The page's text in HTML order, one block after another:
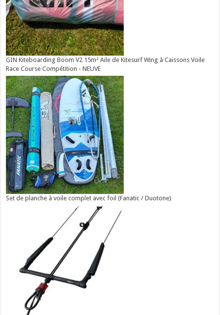
GIN Kiteboarding Boom V2 15m² Aile de Kitesurf Wing à Caissons Voile
Race Course Compétition - NEUVE
Set de planche à voile complet avec foil (Fanatic / Duotone)